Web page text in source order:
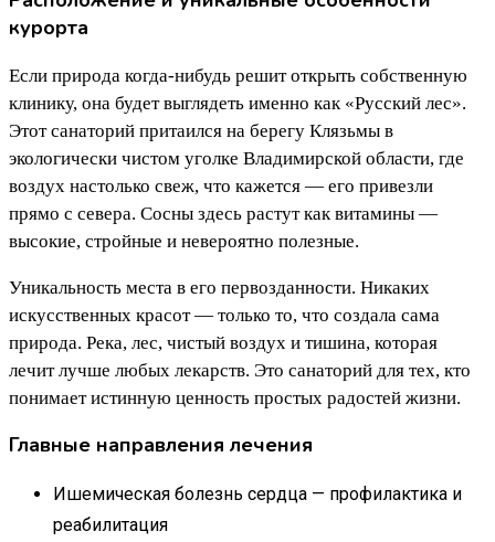
курорта
Если природа когда-нибудь решит открыть собственную
клинику, она будет выглядеть именно как «Русский лес».
Этот санаторий притаился на берегу Клязьмы в
экологически чистом уголке Владимирской области, где
воздух настолько свеж, что кажется — его привезли
прямо с севера. Сосны здесь растут как витамины —
высокие, стройные и невероятно полезные.
Уникальность места в его первозданности. Никаких
искусственных красот — только то, что создала сама
природа. Река, лес, чистый воздух и тишина, которая
лечит лучше любых лекарств. Это санаторий для тех, кто
понимает истинную ценность простых радостей жизни.
Главные направления лечения
Ишемическая болезнь сердца — профилактика и
реабилитация